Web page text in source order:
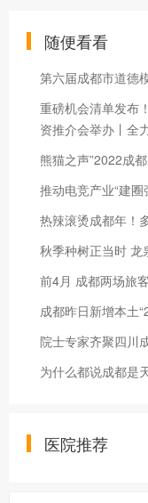
随便看看
第六届成都市道德
重磅机会清单发布
资推介会举办丨全
熊猫之声”2022成
推动电竞产业“建
热辣滚烫成都年！
秋季种树正当时 龙
前4月 成都两场旅
成都昨日新增本土
院士专家齐聚四川
为什么都说成都是
医院推荐